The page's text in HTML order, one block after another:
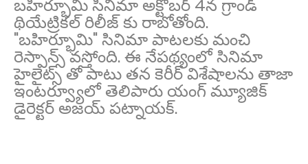
బహిర్భూమి సినిమా అక్టోబర్ 4న గ్రాండ్
థియేట్రికల్ రిలీజ్ కు రాబోతోంది.
"బహిర్భూమి" సినిమా పాటలకు మంచి
రెస్పాన్స్ వస్తోంది. ఈ నేపథ్యంలో సినిమా
హైలైట్స్ తో పాటు తన కెరీర్ విశేషాలను తాజా
ఇంటర్వ్యూలో తెలిపారు యంగ్ మ్యూజిక్
డైరెక్టర్ అజయ్ పట్నాయక్.